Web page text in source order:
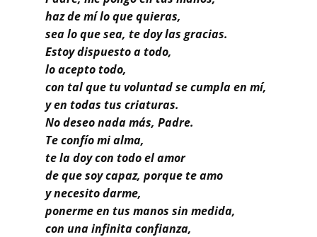
Recursos
Contacto
Buscar
haz de mí lo que quieras,
sea lo que sea, te doy las gracias.
Estoy dispuesto a todo,
lo acepto todo,
con tal que tu voluntad se cumpla en mí,
y en todas tus criaturas.
No deseo nada más, Padre.
Te confío mi alma,
te la doy con todo el amor
de que soy capaz, porque te amo
y necesito darme,
ponerme en tus manos sin medida,
con una infinita confianza,